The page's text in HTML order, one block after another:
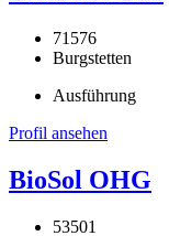
71576
Burgstetten
Ausführung
Profil ansehen
BioSol OHG
53501